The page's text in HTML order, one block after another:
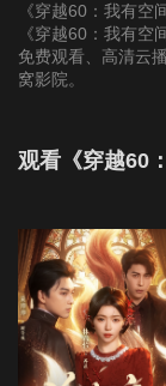
31
37
40
43
46
《穿越60：我有空
《穿越60：我有
免费观看、高清云
窝影院。
观看《穿越60